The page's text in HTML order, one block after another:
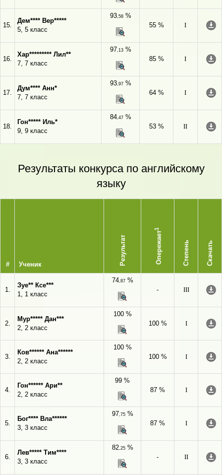
15.
Дем**** Вер*****
5, 5 класс
93,58%
55 %
I
16.
Хар********* Лил**
7, 7 класс
97,13%
85 %
I
17.
Дум**** Анн*
7, 7 класс
93,97%
64 %
I
18.
Гон***** Иль*
9, 9 класс
84,47%
53 %
II
Результаты конкурса по английскому
языку
# Ученик Результат Опережает
1
Степень Скачать
1.
Зуе** Ксе***
1, 1 класс
74,87%
-
III
2.
Мур***** Дан***
2, 2 класс
100 %
100 %
I
3.
Ков****** Ана******
2, 2 класс
100 %
100 %
I
4.
Гон****** Ари**
2, 2 класс
99 %
87 %
I
5.
Бог**** Вла******
3, 3 класс
97,75%
87 %
I
6.
Лев***** Тим****
3, 3 класс
82,25%
-
II